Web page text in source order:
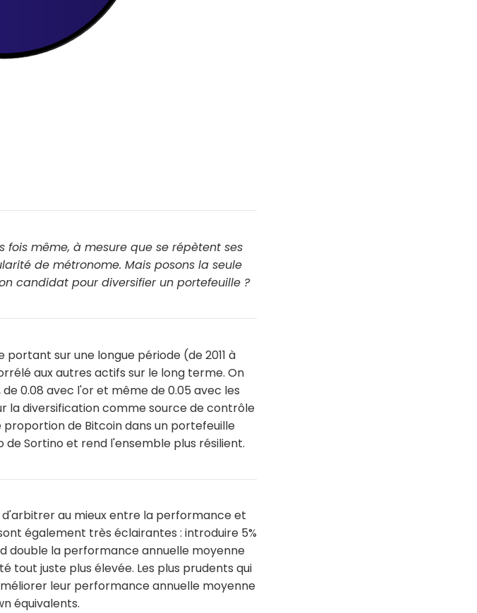
même, à mesure que se répètent ses
de métronome. Mais posons la seule
candidat pour diversifier un portefeuille ?
sur une longue période (de 2011 à
aux autres actifs sur le long terme. On
0.08 avec l'or et même de 0.05 avec les
la diversification comme source de contrôle
proportion de Bitcoin dans un portefeuille
Sortino et rend l'ensemble plus résilient.
au mieux entre la performance et
également très éclairantes : introduire 5%
double la performance annuelle moyenne
tout juste plus élevée. Les plus prudents qui
leur performance annuelle moyenne
équivalents.